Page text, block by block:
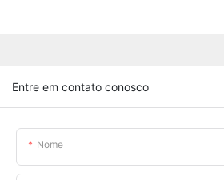
Entre em contato conosco
Nome